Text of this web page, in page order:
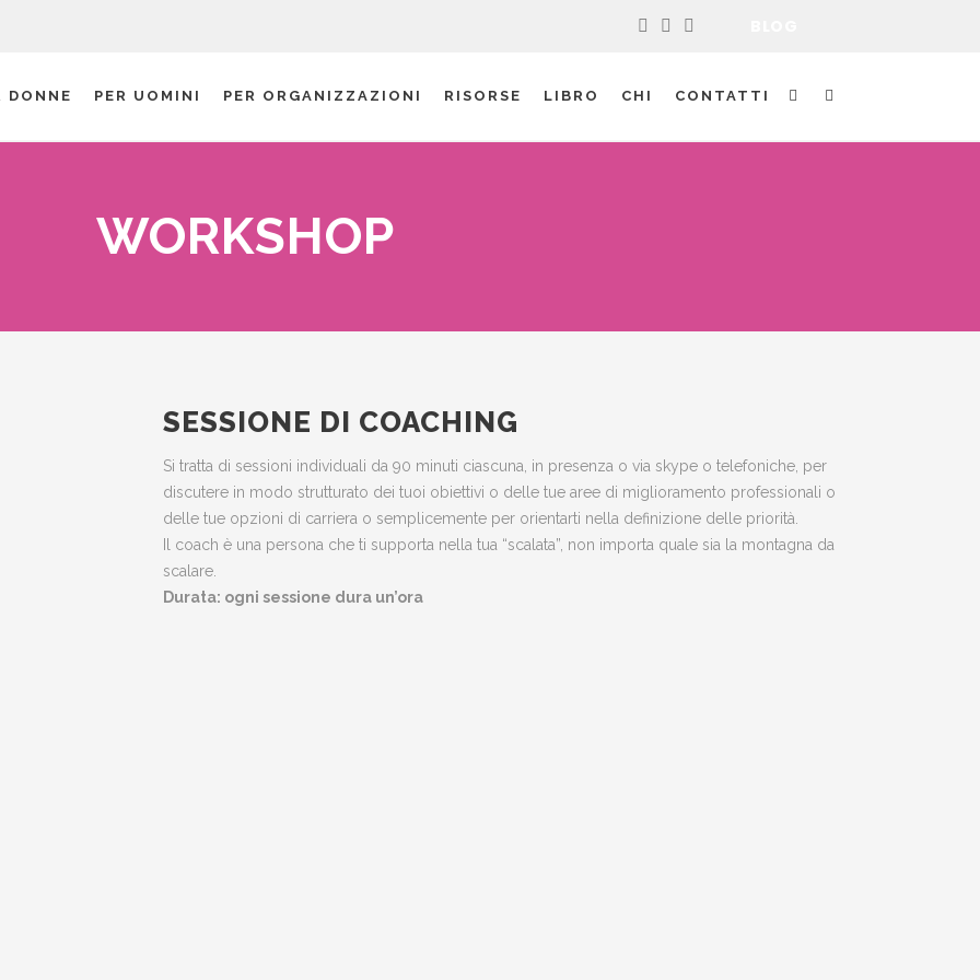
DONNE PER UOMINI PER ORGANIZZAZIONI RISORSE LIBRO CHI CONTATTI
WORKSHOP
SESSIONE DI COACHING
Si tratta di sessioni individuali da 90 minuti ciascuna, in presenza o via skype o telefoniche, per
discutere in modo strutturato dei tuoi obiettivi o delle tue aree di miglioramento professionali o
delle tue opzioni di carriera o semplicemente per orientarti nella definizione delle priorità.
Il coach è una persona che ti supporta nella tua “scalata”, non importa quale sia la montagna da
scalare.
Durata: ogni sessione dura un’ora